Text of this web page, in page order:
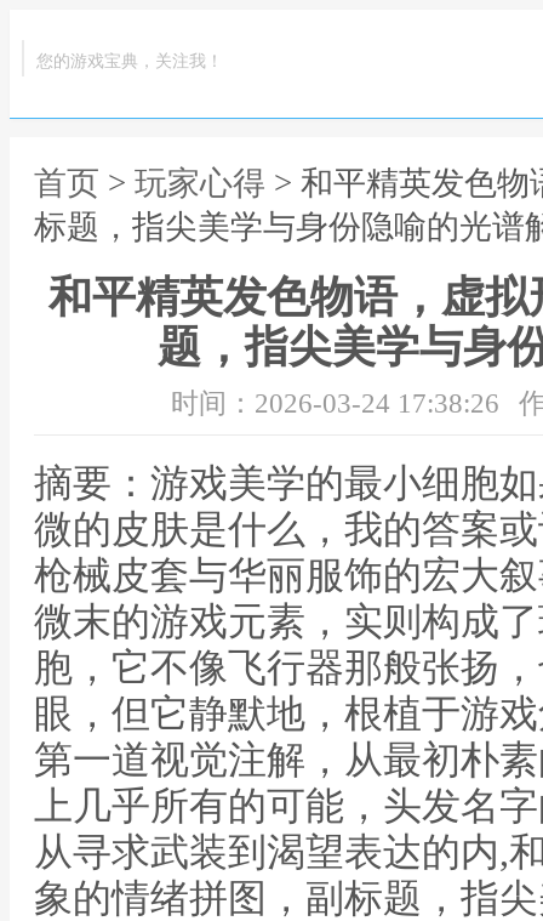
您的游戏宝典，关注我！
首页 > 玩家心得 > 和平精英发色
标题，指尖美学与身份隐喻的光谱
和平精英发色物语，虚
题，指尖美学与身
时间：2026-03-24 17:38:26
摘要：游戏美学的最小细胞
微的皮肤是什么，我的答案
枪械皮套与华丽服饰的宏大
微末的游戏元素，实则构成
胞，它不像飞行器那般张扬
眼，但它静默地，根植于游
第一道视觉注解，从最初朴
上几乎所有的可能，头发名
从寻求武装到渴望表达的内,
象的情绪拼图，副标题，指